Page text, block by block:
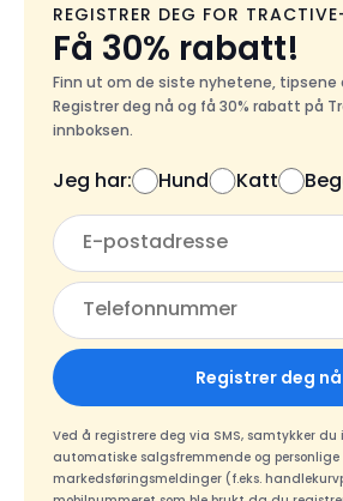
REGISTRER DEG FOR
Få 30% rabatt!
Finn ut om de siste nyhetene,
Registrer deg nå og få 30% rabatt på
innboksen.
Jeg har: Hund Katt
Registrer deg nå
Ved å registrere deg via SMS, samtykker
automatiske salgsfremmende og personlige
markedsføringsmeldinger (f.eks.